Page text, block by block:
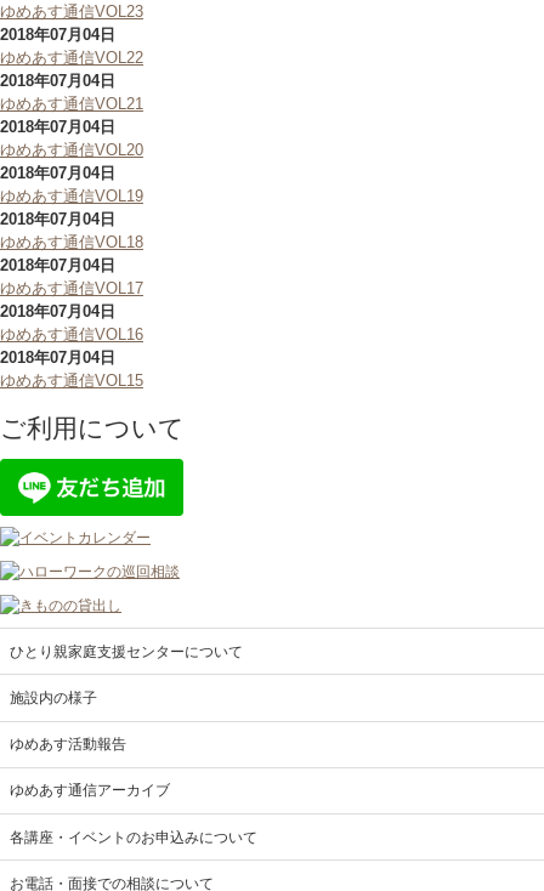
ゆめあす通信VOL23
2018年07月04日
ゆめあす通信VOL22
2018年07月04日
ゆめあす通信VOL21
2018年07月04日
ゆめあす通信VOL20
2018年07月04日
ゆめあす通信VOL19
2018年07月04日
ゆめあす通信VOL18
2018年07月04日
ゆめあす通信VOL17
2018年07月04日
ゆめあす通信VOL16
2018年07月04日
ゆめあす通信VOL15
ご利用について
ひとり親家庭支援センターについて
施設内の様子
ゆめあす活動報告
ゆめあす通信アーカイブ
各講座・イベントのお申込みについて
お電話・面接での相談について